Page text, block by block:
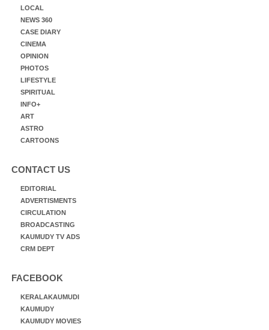
LOCAL
NEWS 360
CASE DIARY
CINEMA
OPINION
PHOTOS
LIFESTYLE
SPIRITUAL
INFO+
ART
ASTRO
CARTOONS
CONTACT US
EDITORIAL
ADVERTISMENTS
CIRCULATION
BROADCASTING
KAUMUDY TV ADS
CRM DEPT
FACEBOOK
KERALAKAUMUDI
KAUMUDY
KAUMUDY MOVIES